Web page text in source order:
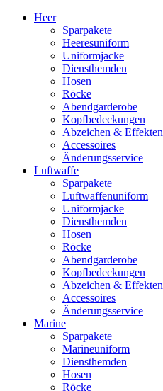
Heer
Sparpakete
Heeresuniform
Uniformjacke
Diensthemden
Hosen
Röcke
Abendgarderobe
Kopfbedeckungen
Abzeichen & Effekten
Accessoires
Änderungsservice
Luftwaffe
Sparpakete
Luftwaffenuniform
Uniformjacke
Diensthemden
Hosen
Röcke
Abendgarderobe
Kopfbedeckungen
Abzeichen & Effekten
Accessoires
Änderungsservice
Marine
Sparpakete
Marineuniform
Diensthemden
Hosen
Röcke